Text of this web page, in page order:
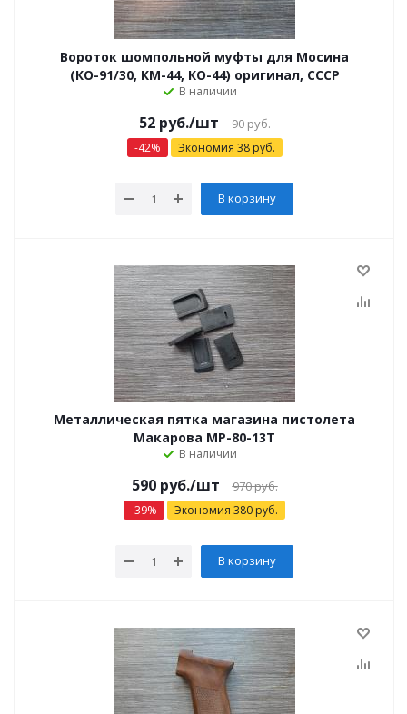
Вороток шомпольной муфты для Мосина
(КО-91/30, КМ-44, КО-44) оригинал, СССР
В наличии
52руб./шт 90руб.
-42% Экономия 38руб.
В корзину
Металлическая пятка магазина пистолета
Макарова МР-80-13Т
В наличии
590руб./шт 970руб.
-39% Экономия 380 руб.
В корзину